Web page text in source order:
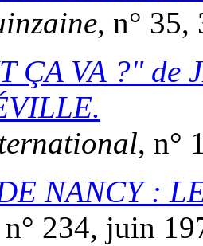
, n° 35,
ÇA VA ? de
.
, n°
NANCY :
n° 234, juin